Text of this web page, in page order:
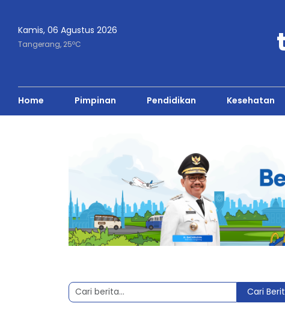
Kamis, 06 Agustus 2026
Tangerang, 25oC
Home Pimpinan Pendidikan Kesehatan
Cari